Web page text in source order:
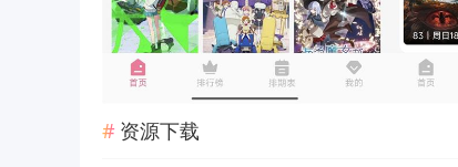
资源下载